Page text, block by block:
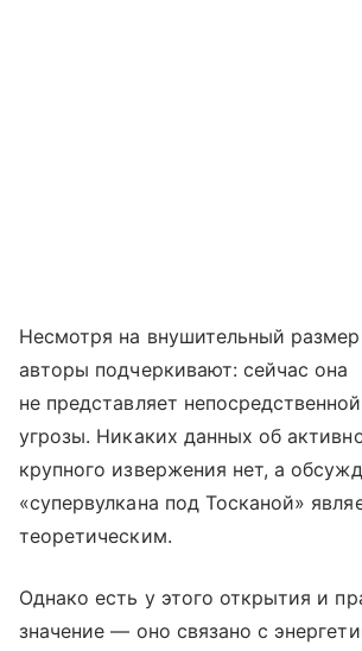
Несмотря на внушительный
авторы подчеркивают: сейчас она
не представляет
угрозы. Никаких данных об
крупного извержения нет, а
«супервулкана под Тосканой»
теоретическим.
Однако есть у этого открытия и
значение — оно связано с